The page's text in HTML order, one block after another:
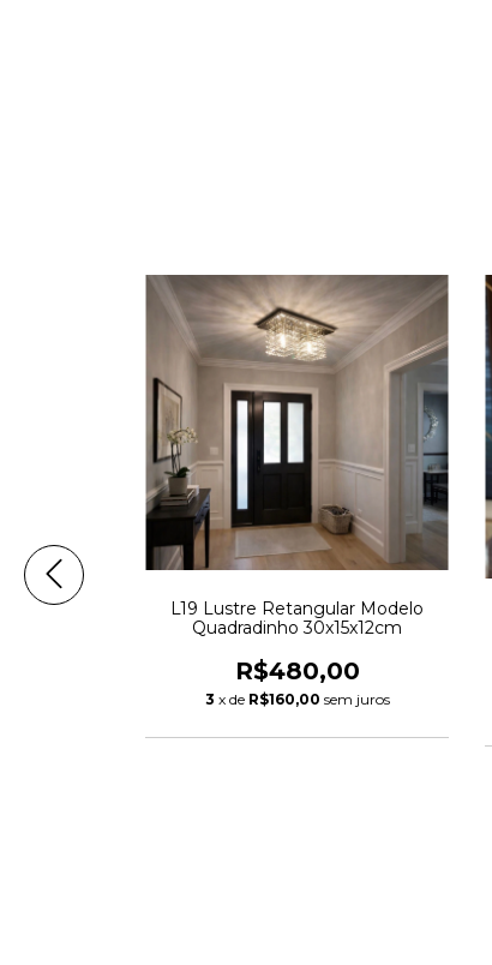
L19 Lustre Retangular Modelo
Quadradinho 30x15x12cm
R$480,00
3 x de R$160,00 sem juros